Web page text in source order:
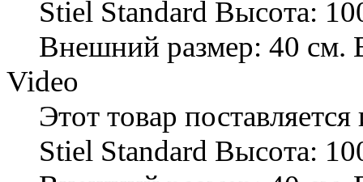
Stiel Standard Высота:
Внешний размер: 40 см.
Video
Этот товар
Stiel Standard Высота: